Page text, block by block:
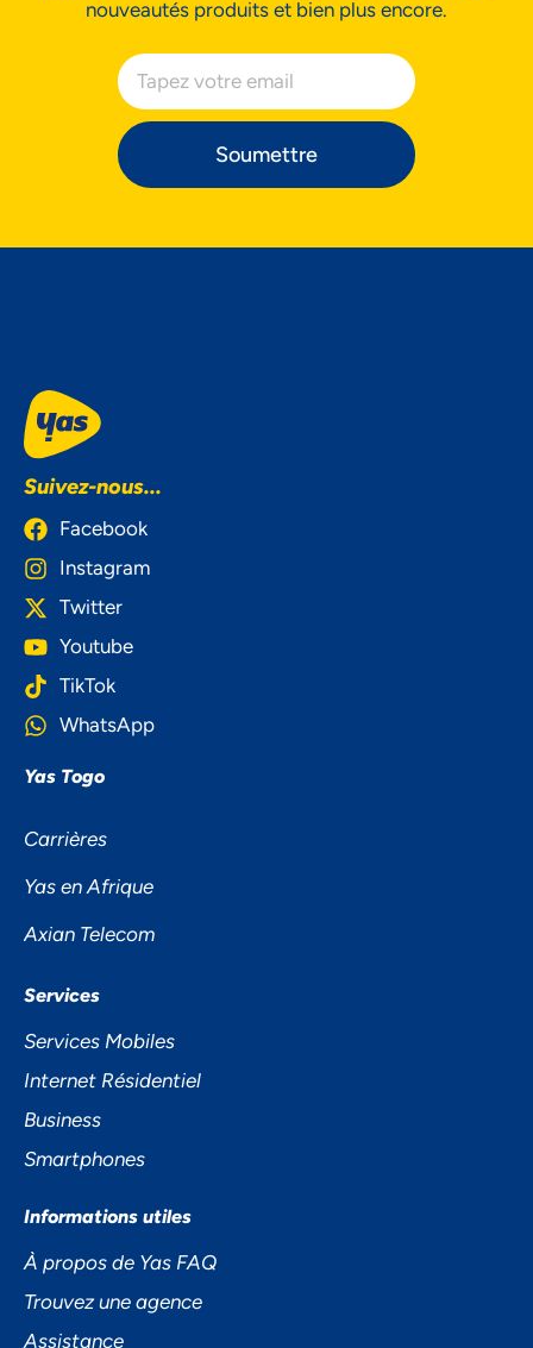
nouveautés produits et bien plus encore.
Soumettre
Suivez-nous...
Facebook
Instagram
Twitter
Youtube
TikTok
WhatsApp
Yas Togo
Carrières
Yas en Afrique
Axian Telecom
Services
Services Mobiles
Internet Résidentiel
Business
Smartphones
Informations utiles
À propos de Yas FAQ
Trouvez une agence
Assistance
NOUS ACCORDONS DE
L'IMPORTANCE À VOTRE VIE
PRIVÉE
Préférences